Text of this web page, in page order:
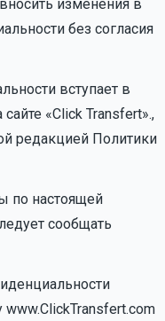
изменения в
без согласия
вступает в
«Click Transfert».,
редакцией Политики
по настоящей
сообщать